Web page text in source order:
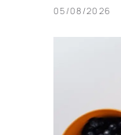
05/08/2026